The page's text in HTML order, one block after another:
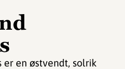
er en østvendt, solrik